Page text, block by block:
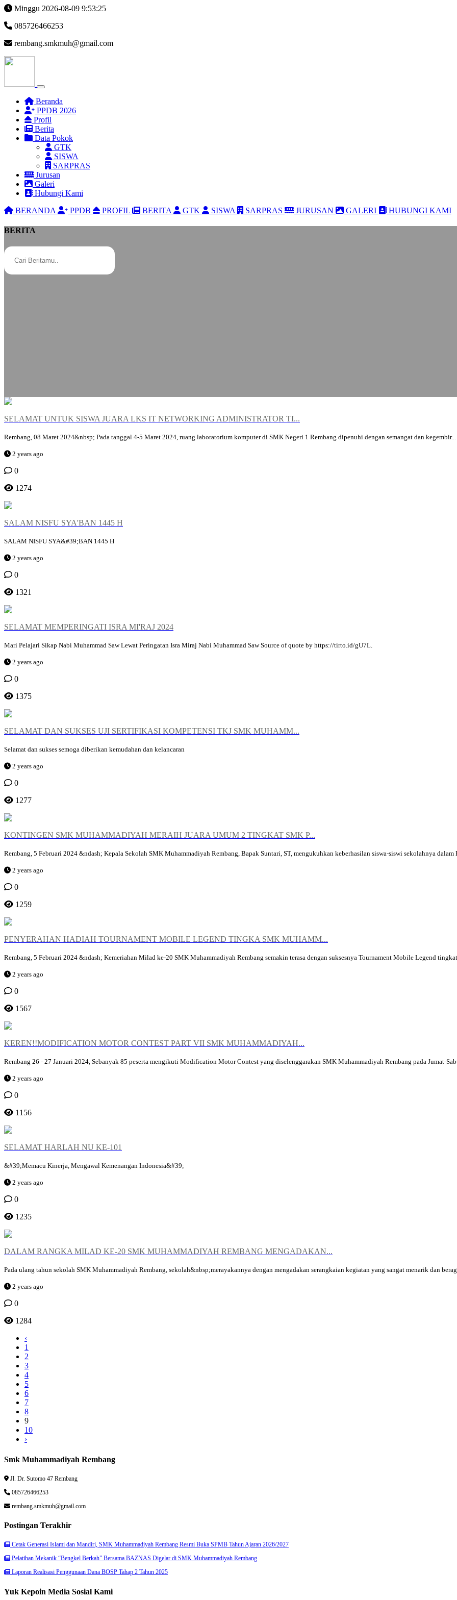
Minggu 2026-08-09 9:53:26
085726466253
rembang.smkmuh@gmail.com
Beranda
PPDB 2026
Profil
Berita
Data Pokok
GTK
SISWA
SARPRAS
Jurusan
Galeri
Hubungi Kami
BERANDA
PPDB PROFIL BERITA GTK SISWA SARPRAS JURUSAN GALERI HUBUNGI KAMI
BERITA
SELAMAT UNTUK SISWA JUARA LKS IT NETWORKING ADMINISTRATOR TI...
Rembang, 08 Maret 2024&nbsp; Pada tanggal 4-5 Maret 2024, ruang laboratorium komputer di SMK Negeri 1 Rembang dipenuhi dengan semangat dan kegembir...
2 years ago
0
1274
SALAM NISFU SYA'BAN 1445 H
SALAM NISFU SYA&#39;BAN 1445 H
2 years ago
0
1321
SELAMAT MEMPERINGATI ISRA MI'RAJ 2024
Mari Pelajari Sikap Nabi Muhammad Saw Lewat Peringatan Isra Miraj Nabi Muhammad Saw Source of quote by https://tirto.id/gU7L.
2 years ago
0
1375
SELAMAT DAN SUKSES UJI SERTIFIKASI KOMPETENSI TKJ SMK MUHAMM...
Selamat dan sukses semoga diberikan kemudahan dan kelancaran
2 years ago
0
1277
KONTINGEN SMK MUHAMMADIYAH MERAIH JUARA UMUM 2 TINGKAT SMK P...
Rembang, 5 Februari 2024 &ndash; Kepala Sekolah SMK Muhammadiyah Rembang, Bapak Suntari, ST, mengukuhkan keberhasilan siswa-siswi sekolahnya dalam
2 years ago
0
1259
PENYERAHAN HADIAH TOURNAMENT MOBILE LEGEND TINGKA SMK MUHAMM...
Rembang, 5 Februari 2024 &ndash; Kemeriahan Milad ke-20 SMK Muhammadiyah Rembang semakin terasa dengan suksesnya Tournament Mobile Legend
2 years ago
0
1567
KEREN!!MODIFICATION MOTOR CONTEST PART VII SMK MUHAMMADIYAH...
Rembang 26 - 27 Januari 2024, Sebanyak 85 peserta mengikuti Modification Motor Contest yang diselenggarakan SMK Muhammadiyah Rembang pada Jumat-
2 years ago
0
1156
SELAMAT HARLAH NU KE-101
&#39;Memacu Kinerja, Mengawal Kemenangan Indonesia&#39;
2 years ago
0
1235
DALAM RANGKA MILAD KE-20 SMK MUHAMMADIYAH REMBANG MENGADAKAN...
Pada ulang tahun sekolah SMK Muhammadiyah Rembang, sekolah&nbsp;merayakannya dengan mengadakan serangkaian kegiatan yang sangat menarik dan
2 years ago
0
1284
‹
1
2
3
4
5
6
7
8
9
10
›
Smk Muhammadiyah Rembang
Jl. Dr. Sutomo 47 Rembang
085726466253
rembang.smkmuh@gmail.com
Postingan Terakhir
Cetak Generasi Islami dan Mandiri, SMK Muhammadiyah Rembang Resmi Buka SPMB Tahun Ajaran 2026/2027
Pelatihan Mekanik “Bengkel Berkah” Bersama BAZNAS Digelar di SMK Muhammadiyah Rembang
Laporan Realisasi Penggunaan Dana BOSP Tahap 2 Tahun 2025
Yuk Kepoin Media Sosial Kami